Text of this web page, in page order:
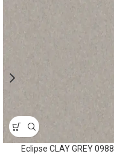
Eclipse CLAY GREY 0988